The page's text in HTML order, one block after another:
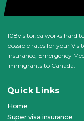
108visitor.ca works hard
possible rates for your
Insurance, Emergency
immigrants to Canada.
Quick Links
Home
Super visa insurance